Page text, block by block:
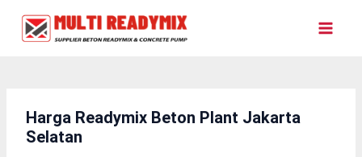
Harga Readymix Beton Plant Jakarta
Selatan